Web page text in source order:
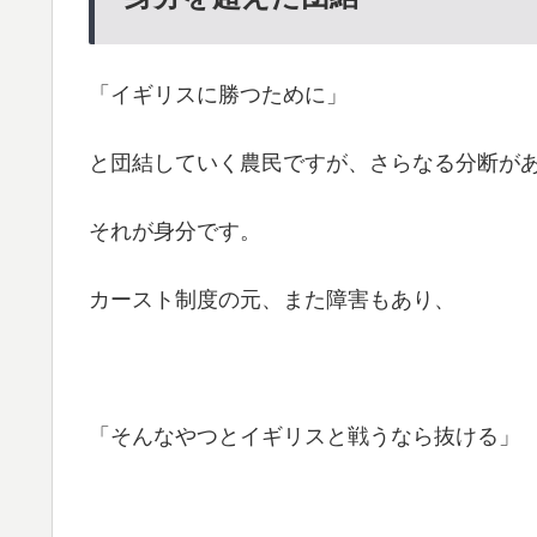
「イギリスに勝つために」
と団結していく農民ですが、さらなる分断が
それが身分です。
カースト制度の元、また障害もあり、
「そんなやつとイギリスと戦うなら抜ける」